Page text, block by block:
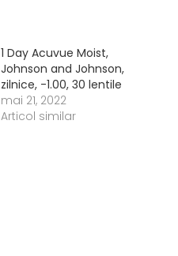
1 Day Acuvue Moist,
Johnson and Johnson,
zilnice, -1.00, 30 lentile
mai 21, 2022
Articol similar